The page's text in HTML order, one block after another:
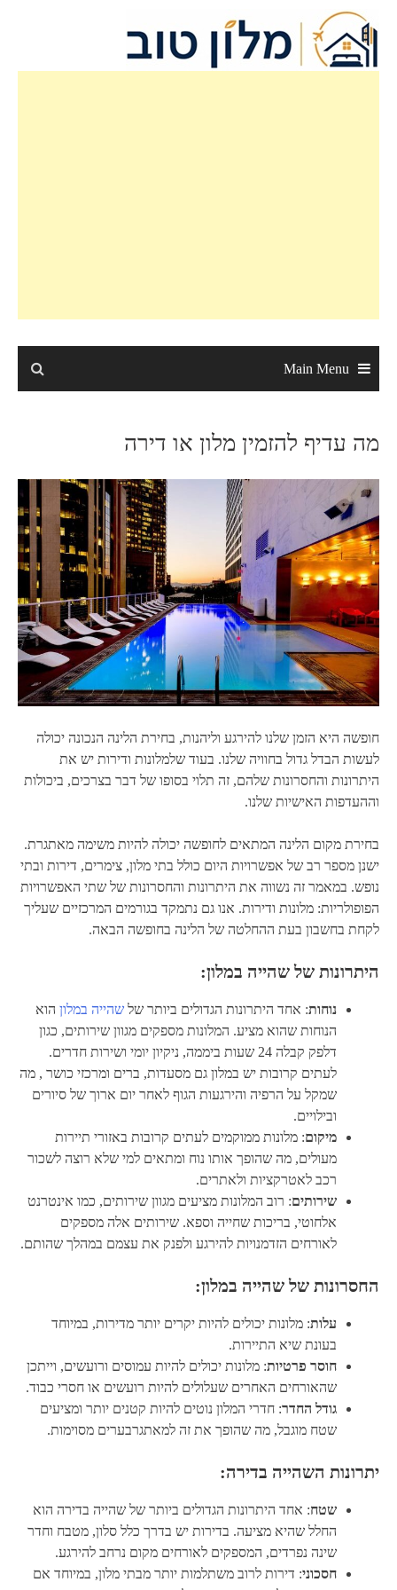
content
Main Menu
מה עדיף להזמין מלון או דירה
חופשה היא הזמן שלנו להירגע וליהנות, בחירת הלינה הנכונה יכולה
לעשות הבדל גדול בחוויה שלנו. בעוד שלמלונות ודירות יש את
היתרונות והחסרונות שלהם, זה תלוי בסופו של דבר בצרכים, ביכולות
וההעדפות האישיות שלנו.
בחירת מקום הלינה המתאים לחופשה יכולה להיות משימה מאתגרת.
ישנן מספר רב של אפשרויות היום כולל בתי מלון, צימרים, דירות ובתי
נופש. במאמר זה נשווה את היתרונות והחסרונות של שתי האפשרויות
הפופולריות: מלונות ודירות. אנו גם נתמקד בגורמים המרכזיים שעליך
לקחת בחשבון בעת ההחלטה של הלינה בחופשה הבאה.
היתרונות של שהייה במלון:
נוחות: אחד היתרונות הגדולים ביותר של שהייה במלון הוא
הנוחות שהוא מציע. המלונות מספקים מגוון שירותים, כגון
דלפק קבלה 24 שעות ביממה, ניקיון יומי ושירות חדרים.
לעתים קרובות יש במלון גם מסעדות, ברים ומרכזי כושר , מה
שמקל על הרפיה והירגעות הגוף לאחר יום ארוך של סיורים
ובילויים.
מיקום: מלונות ממוקמים לעתים קרובות באזורי תיירות
מעולים, מה שהופך אותו נוח ומתאים למי שלא רוצה לשכור
רכב לאטרקציות ולאתרים.
שירותים: רוב המלונות מציעים מגוון שירותים, כמו אינטרנט
אלחוטי, בריכות שחייה וספא. שירותים אלה מספקים
לאורחים הזדמנויות להירגע ולפנק את עצמם במהלך שהותם.
החסרונות של שהייה במלון:
עלות: מלונות יכולים להיות יקרים יותר מדירות, במיוחד
בעונת שיא התיירות.
חוסר פרטיות: מלונות יכולים להיות עמוסים ורועשים, וייתכן
שהאורחים האחרים שעלולים להיות רועשים או חסרי כבוד.
גודל החדר: חדרי המלון נוטים להיות קטנים יותר ומציעים
שטח מוגבל, מה שהופך את זה למאתגרבערים מסוימות.
יתרונות השהייה בדירה:
שטח: אחד היתרונות הגדולים ביותר של שהייה בדירה הוא
החלל שהיא מציעה. בדירות יש בדרך כלל סלון, מטבח וחדר
שינה נפרדים, המספקים לאורחים מקום נרחב להירגע.
חסכוני: דירות לרוב משתלמות יותר מבתי מלון, במיוחד אם